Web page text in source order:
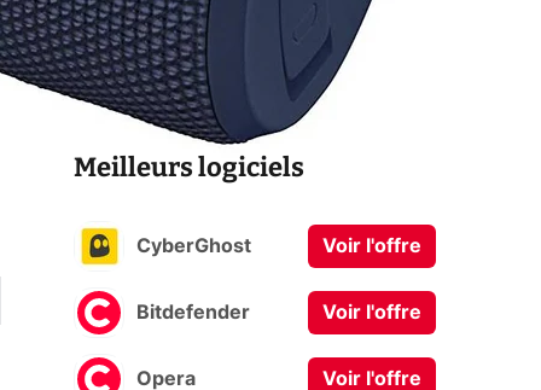
Meilleurs logiciels
CyberGhost Voir l'offre
Bitdefender Voir l'offre
Opera Voir l'offre